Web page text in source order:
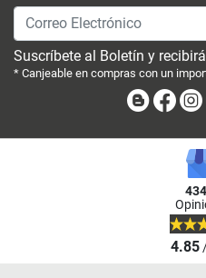
Correo Electrónico
Suscríbete al Boletín y
* Canjeable en compras con un
Blog
4.85